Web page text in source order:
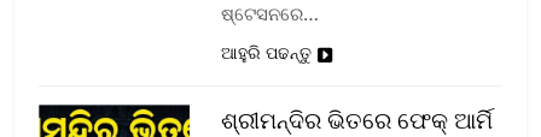
ଷ୍ଟେସନରେ…
ଆହୁରି ପଢନ୍ତୁ
ଶ୍ରୀମନ୍ଦିର ଭିତରେ ଫେକ୍ ଆର୍ମି